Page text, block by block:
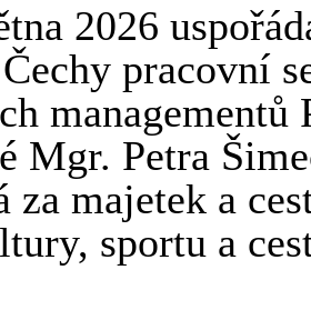
2026
pracovní
Mgr. Petra
za majetek a
sportu a